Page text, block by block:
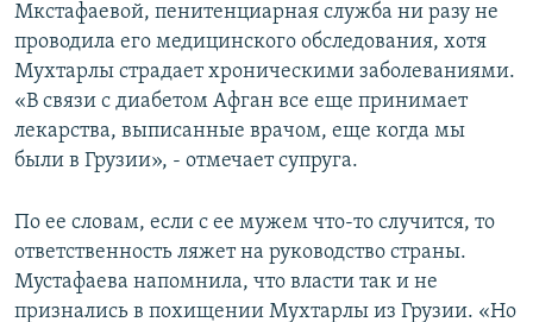
Мкстафаевой, пенитенциарная служба ни разу не
проводила его медицинского обследования, хотя
Мухтарлы страдает хроническими заболеваниями.
«B связи с диабетом Афган все еще принимает
лекарства, выписанные врачом, еще когда мы
были в Грузии», - отмечает супруга.
По ее словам, если с ее мужем что-то случится, то
ответственность ляжет на руководство страны.
Мустафаева напомнила, что власти так и не
признались в похищении Мухтарлы из Грузии. «Но